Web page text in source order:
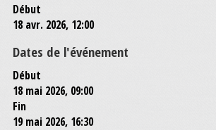
Début
18 avr. 2026, 12:00
Dates de l'événement
Début
18 mai 2026, 09:00
Fin
19 mai 2026, 16:30